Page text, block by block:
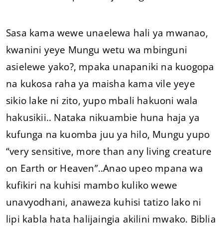
Sasa kama wewe unaelewa hali ya mwanao,
kwanini yeye Mungu wetu wa mbinguni
asielewe yako?, mpaka unapaniki na kuogopa
na kukosa raha ya maisha kama vile yeye
sikio lake ni zito, yupo mbali hakuoni wala
hakusikii.. Nataka nikuambie huna haja ya
kufunga na kuomba juu ya hilo, Mungu yupo
“very sensitive, more than any living creature
on Earth or Heaven”..Anao upeo mpana wa
kufikiri na kuhisi mambo kuliko wewe
unavyodhani, anaweza kuhisi tatizo lako ni
lipi kabla hata halijaingia akilini mwako. Biblia